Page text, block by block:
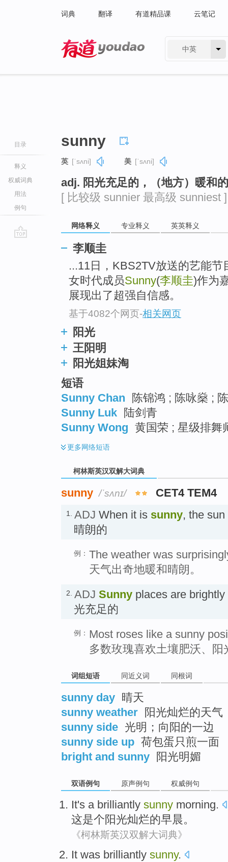
词典 翻译 有道精品课 云笔记
中英
目录
释义
权威词典
用法
例句
sunny
英 [ˈsʌni] 美 [ˈsʌni]
adj. 阳光充足的，（地方）暖和
[ 比较级 sunnier 最高级 sunniest ]
网络释义 专业释义 英英释义
李顺圭
...11日，KBS2TV放送的艺能节
女时代成员Sunny(李顺圭)作为
展现出了超强自信感。
基于4082个网页-相关网页
阳光
王阳明
阳光姐妹淘
短语
Sunny Chan
陈锦鸿 ; 陈咏燊 ;
Sunny Luk 陆剑青
Sunny Wong 黄国荣 ; 星级排舞
更多网络短语
柯林斯英汉双解大词典
sunny /ˈsʌnɪ/ CET4 TEM4
1. ADJ When it is sunny, the
晴朗的
例： The weather was
天气出奇地暖和晴朗。
2. ADJ Sunny places are
光充足的
例： Most roses like a sunny
多数玫瑰喜欢土壤肥沃、阳
词组短语 同近义词 同根词
sunny day 晴天
sunny weather
阳光灿烂的天气
sunny side 光明；向阳的一边
sunny side up 荷包蛋只煎一面
bright and sunny
阳光明媚
双语例句 原声例句 权威例句
It's a brilliantly sunny morning.
这是个 阳光灿烂的早晨。
《柯林斯英汉双解大词典》
It was brilliantly sunny.